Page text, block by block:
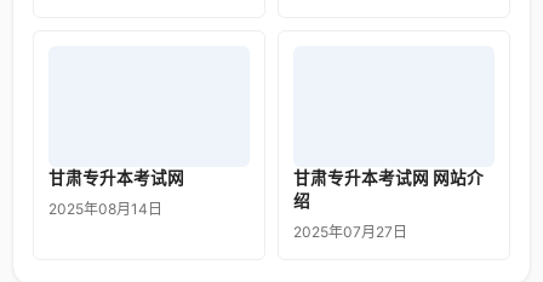
甘肃专升本考试网
2025年08月14日
甘肃专升本考试网 网站介
绍
2025年07月27日